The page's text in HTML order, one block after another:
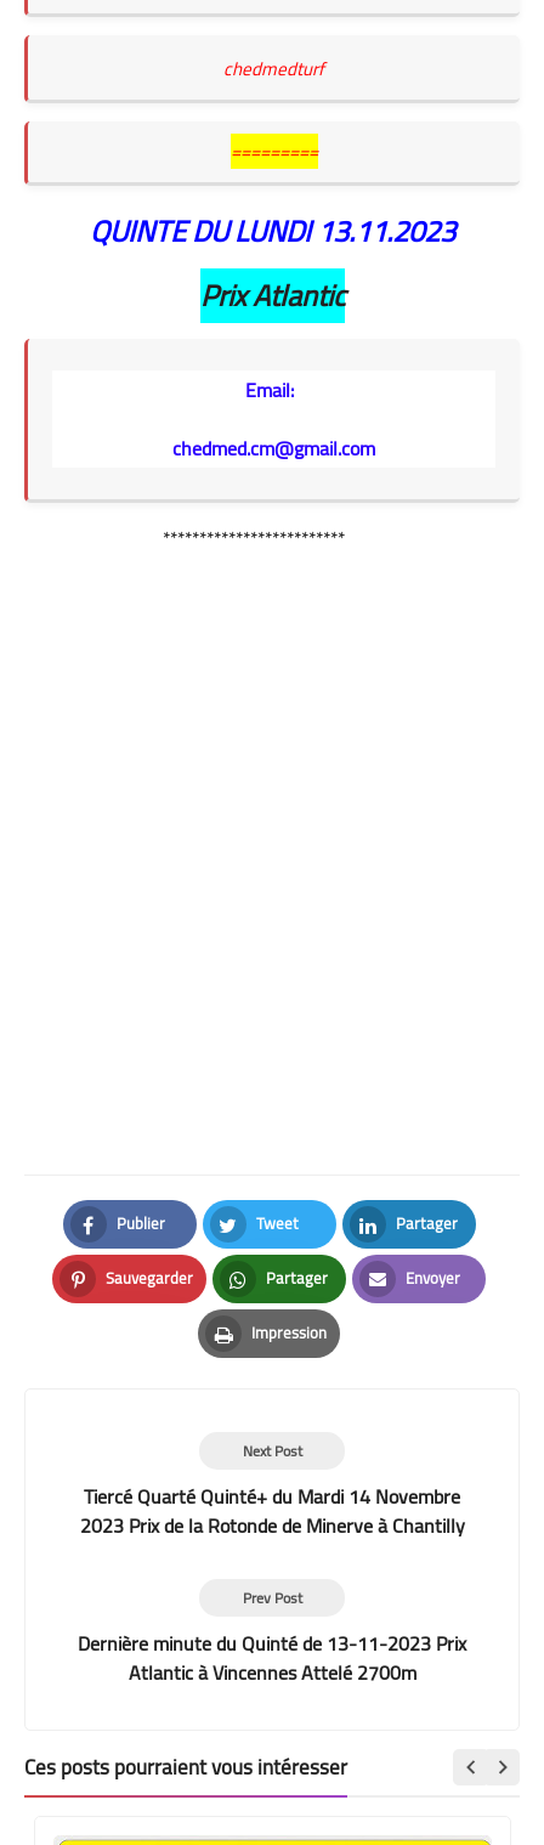
chedmedturf
=========
QUINTE DU LUNDI 13.11.2023
Prix Atlantic
Email:
chedmed.cm@gmail.com
*************************
Publier
Facebook
Tweet
Twitter
Partager
LinkedIn
Sauvegarder
Pinterest
Partager
Whatsapp
Envoyer
Email
Impression
Print
Next Post
Tiercé Quarté Quinté+ du Mardi 14 Novembre
2023 Prix de la Rotonde de Minerve à Chantilly
Prev Post
Dernière minute du Quinté de 13-11-2023 Prix
Atlantic à Vincennes Attelé 2700m
Ces posts pourraient vous intéresser